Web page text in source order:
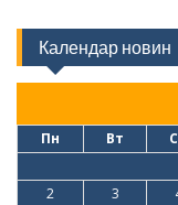
Календар новин
Пн Вт
2
3